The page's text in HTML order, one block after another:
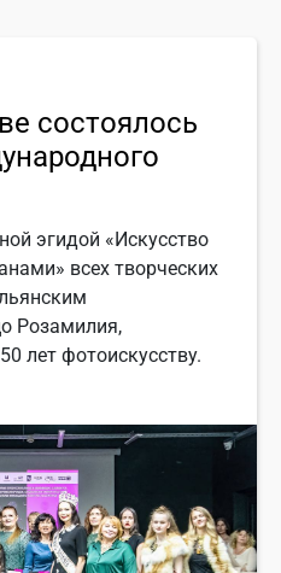
состоялось
эгидой «Искусство
всех творческих
Розамилия,
лет фотоискусству.